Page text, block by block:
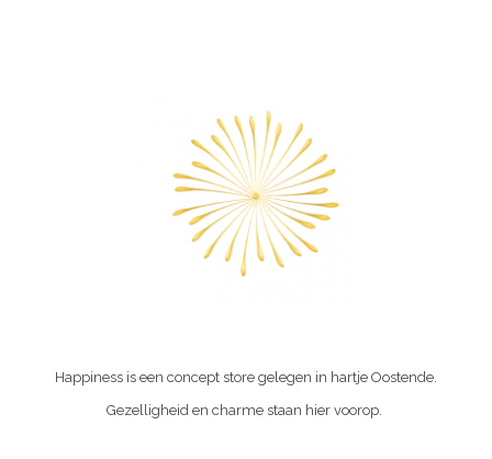
Happiness is een concept store gelegen in hartje Oostende.
Gezelligheid en charme staan hier voorop.